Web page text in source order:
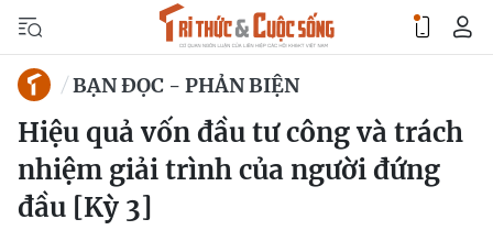
BẠN ĐỌC - PHẢN BIỆN
Hiệu quả vốn đầu tư công và trách
nhiệm giải trình của người đứng
đầu [Kỳ 3]